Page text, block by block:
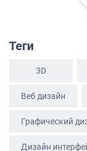
Теги
3D
Веб дизайн
Графический
Дизайн